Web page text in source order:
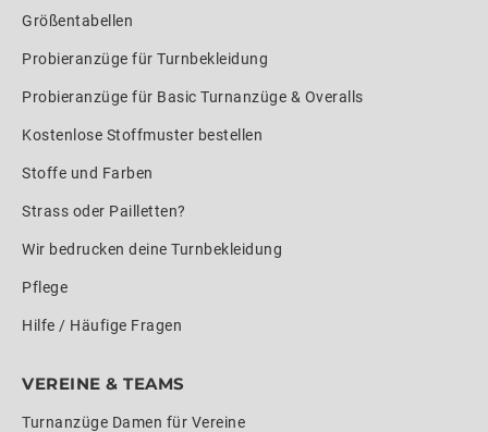
Größentabellen
Probieranzüge für Turnbekleidung
Probieranzüge für Basic Turnanzüge & Overalls
Kostenlose Stoffmuster bestellen
Stoffe und Farben
Strass oder Pailletten?
Wir bedrucken deine Turnbekleidung
Pflege
Hilfe / Häufige Fragen
VEREINE & TEAMS
Turnanzüge Damen für Vereine